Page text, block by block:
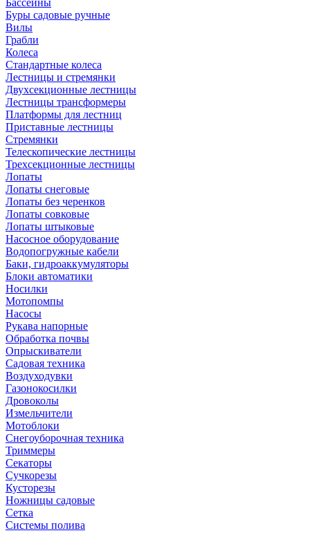
Бассейны
Буры садовые ручные
Вилы
Грабли
Колеса
Стандартные колеса
Лестницы и стремянки
Двухсекционные лестницы
Лестницы трансформеры
Платформы для лестниц
Приставные лестницы
Стремянки
Телескопические лестницы
Трехсекционные лестницы
Лопаты
Лопаты снеговые
Лопаты без черенков
Лопаты совковые
Лопаты штыковые
Насосное оборудование
Водопогружные кабели
Баки, гидроаккумуляторы
Блоки автоматики
Носилки
Мотопомпы
Насосы
Рукава напорные
Обработка почвы
Опрыскиватели
Садовая техника
Воздуходувки
Газонокосилки
Дровоколы
Измельчители
Мотоблоки
Снегоуборочная техника
Триммеры
Секаторы
Сучкорезы
Кусторезы
Ножницы садовые
Сетка
Системы полива